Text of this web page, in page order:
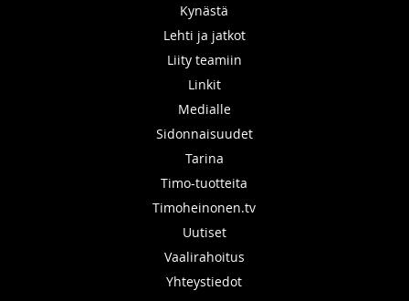
Kynästä
Lehti ja jatkot
Liity teamiin
Linkit
Medialle
Sidonnaisuudet
Tarina
Timo-tuotteita
Timoheinonen.tv
Uutiset
Vaalirahoitus
Yhteystiedot